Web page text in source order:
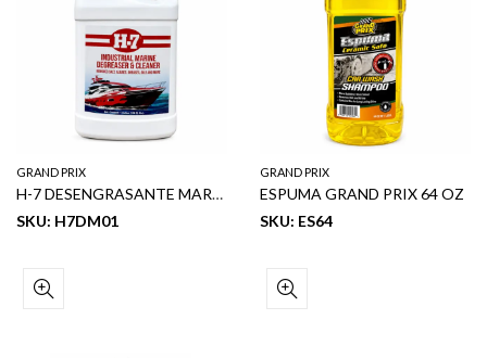
GRAND PRIX
H-7 DESENGRASANTE MARINO INDUSTRIAL 1GL
SKU: H7DM01
GRAND PRIX
ESPUMA GRAND PRIX 64 OZ
SKU: ES64